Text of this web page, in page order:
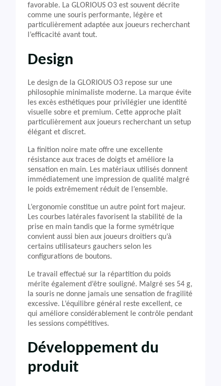
favorable. La GLORIOUS O3 est souvent décrite
comme une souris performante, légère et
particulièrement adaptée aux joueurs recherchant
l’efficacité avant tout.
Design
Le design de la GLORIOUS O3 repose sur une
philosophie minimaliste moderne. La marque évite
les excès esthétiques pour privilégier une identité
visuelle sobre et premium. Cette approche plaît
particulièrement aux joueurs recherchant un setup
élégant et discret.
La finition noire mate offre une excellente
résistance aux traces de doigts et améliore la
sensation en main. Les matériaux utilisés donnent
immédiatement une impression de qualité malgré
le poids extrêmement réduit de l’ensemble.
L’ergonomie constitue un autre point fort majeur.
Les courbes latérales favorisent la stabilité de la
prise en main tandis que la forme symétrique
convient aussi bien aux joueurs droitiers qu’à
certains utilisateurs gauchers selon les
configurations de boutons.
Le travail effectué sur la répartition du poids
mérite également d’être souligné. Malgré ses 54 g,
la souris ne donne jamais une sensation de fragilité
excessive. L’équilibre général reste excellent, ce
qui améliore considérablement le contrôle pendant
les sessions compétitives.
Développement du
produit